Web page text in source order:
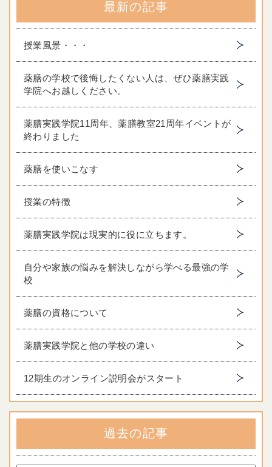
最新の記事
授業風景・・・
薬膳の学校で後悔したくない人は、ぜひ薬膳実践
学院へお越しください。
薬膳実践学院11周年、薬膳教室21周年イベントが
終わりました
薬膳を使いこなす
授業の特徴
薬膳実践学院は現実的に役に立ちます。
自分や家族の悩みを解決しながら学べる最強の学
校
薬膳の資格について
薬膳実践学院と他の学校の違い
12期生のオンライン説明会がスタート
過去の記事